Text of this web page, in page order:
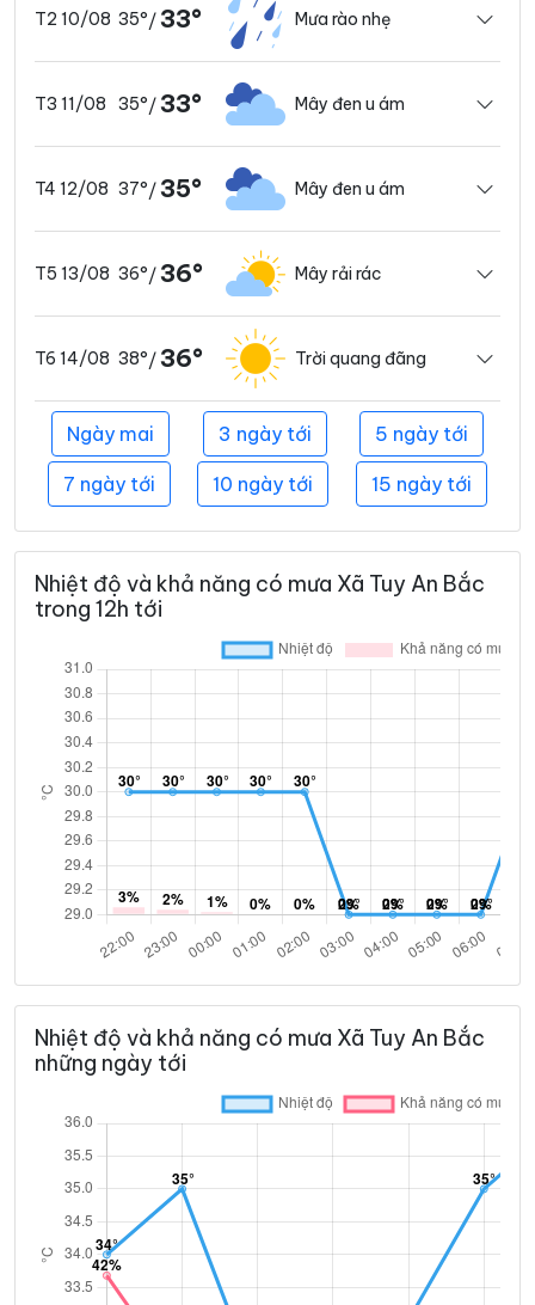
T2 10/08 35°/ 33° Mưa rào nhẹ
T3 11/08 35°/ 33° Mây đen u ám
T4 12/08 37°/ 35° Mây đen u ám
T5 13/08 36°/ 36° Mây rải rác
T6 14/08 38°/ 36° Trời quang đãng
Ngày mai 3 ngày tới 5 ngày tới
7 ngày tới 10 ngày tới 15 ngày tới
Nhiệt độ và khả năng có mưa Xã Tuy An Bắc
trong 12h tới
Nhiệt độ và khả năng có mưa Xã Tuy An Bắc
những ngày tới